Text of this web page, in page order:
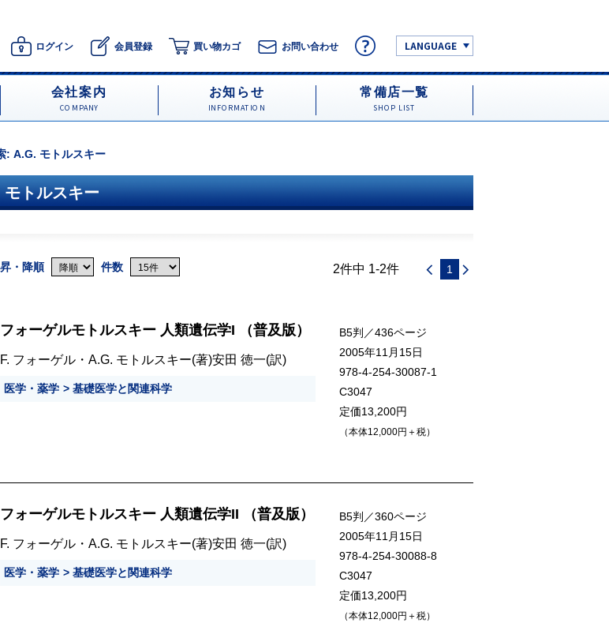
ログイン 会員登録 買い物カゴ お問い合わせ LANGUAGE
会社案内
COMPANY
お知らせ
INFORMATION
常備店一覧
SHOP LIST
: A.G. モトルスキー
トルスキー
昇・降順 件数 2件中 1-2件 1
フォーゲルモトルスキー 人類遺伝学I （普及版）
F. フォーゲル ・ A.G. モトルスキー(著)安田 徳一(訳)
医学・薬学 基礎医学と関連科学
B5判／436ページ
2005年11月15日
978-4-254-30087-1
C3047
定価13,200円
（本体12,000円＋税）
フォーゲルモトルスキー 人類遺伝学II （普及版）
F. フォーゲル ・ A.G. モトルスキー(著)安田 徳一(訳)
医学・薬学 基礎医学と関連科学
B5判／360ページ
2005年11月15日
978-4-254-30088-8
C3047
定価13,200円
（本体12,000円＋税）